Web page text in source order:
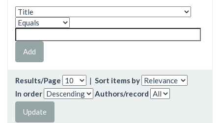
Results/Page | Sort items by
In order
Authors/record